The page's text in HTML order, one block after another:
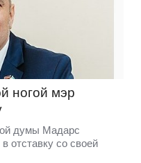
ногой мэр
думы Мадарс
отставку со своей